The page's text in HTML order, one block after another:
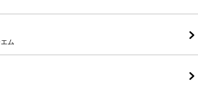
ム